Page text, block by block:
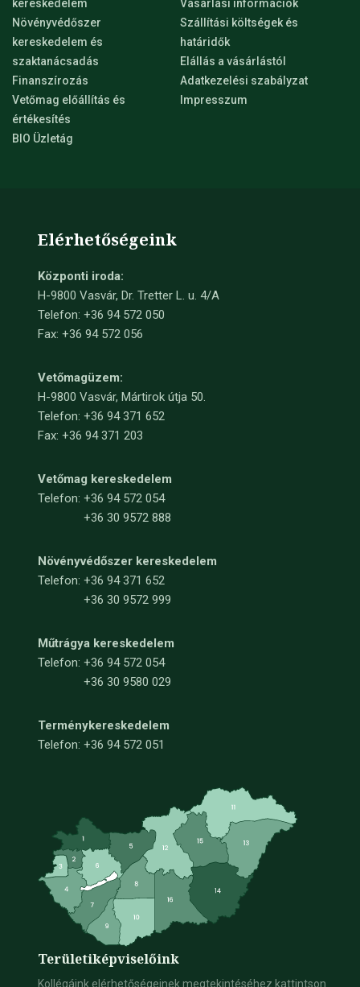
kereskedelem
Növényvédőszer
kereskedelem és
szaktanácsadás
Finanszírozás
Vetőmag előállítás és
értékesítés
BIO Üzletág
Vásárlási információk
Szállítási költségek és
határidők
Elállás a vásárlástól
Adatkezelési szabályzat
Impresszum
Elérhetőségeink
Központi iroda:
H-9800 Vasvár, Dr. Tretter L. u. 4/A
Telefon: +36 94 572 050
Fax: +36 94 572 056
Vetőmagüzem:
H-9800 Vasvár, Mártirok útja 50.
Telefon: +36 94 371 652
Fax: +36 94 371 203
Vetőmag kereskedelem
Telefon: +36 94 572 054
+36 30 9572 888
Növényvédőszer kereskedelem
Telefon: +36 94 371 652
+36 30 9572 999
Műtrágya kereskedelem
Telefon: +36 94 572 054
+36 30 9580 029
Terménykereskedelem
Telefon: +36 94 572 051
Területiképviselőink
Kollégáink elérhetőségeinek megtekintéséhez kattintson